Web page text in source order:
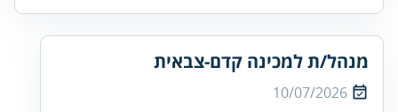
מנהל/ת למכינה קדם-צבאית
10/07/2026